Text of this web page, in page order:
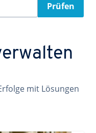
Prüfen
mit Lösungen